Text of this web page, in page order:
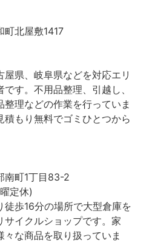
町北屋敷1417
県、岐阜県などを対応エリ
す。不用品整理、引越し、
理などの作業を行っていま
もり無料でゴミひとつから
南町1丁目83-2
定休)
歩16分の場所で大型倉庫を
サイクルショップです。家
な商品を取り扱っていま